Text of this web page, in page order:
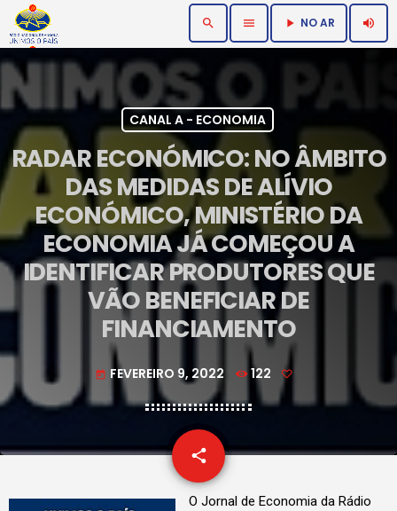
search menu play_arrow NO AR volume_up
CANAL A - ECONOMIA
RADAR ECONÓMICO: NO ÂMBITO
DAS MEDIDAS DE ALÍVIO
ECONÓMICO, MINISTÉRIO DA
ECONOMIA JÁ COMEÇOU A
IDENTIFICAR PRODUTORES QUE
VÃO BENEFICIAR DE
FINANCIAMENTO
today FEVEREIRO 9, 2022 122
share
email
O Jornal de Economia da Rádio